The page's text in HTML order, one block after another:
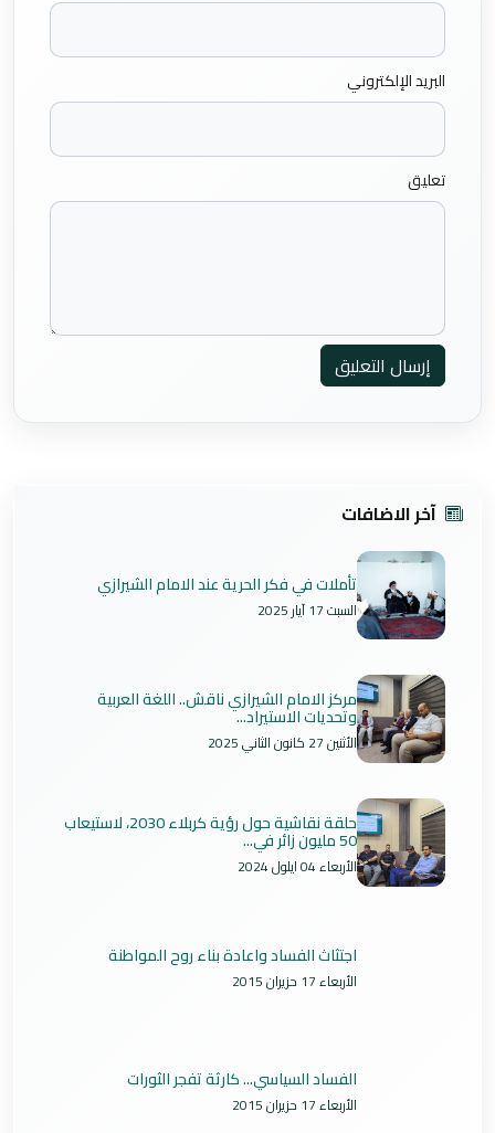
البريد الإلكتروني
تعليق
إرسال التعليق
آخر الاضافات
تأملات في فكر الحرية عند الامام الشيرازي
السبت 17 آيار 2025
مركز الامام الشيرازي ناقش.. اللغة العربية
وتحديات الاستيراد...
الأثنين 27 كانون الثاني 2025
حلقة نقاشية حول رؤية كربلاء 2030، لاستيعاب
50 مليون زائر في...
الأربعاء 04 ايلول 2024
اجتثاث الفساد واعادة بناء روح المواطنة
الأربعاء 17 حزيران 2015
الفساد السياسي... كارثة تفجر الثورات
الأربعاء 17 حزيران 2015